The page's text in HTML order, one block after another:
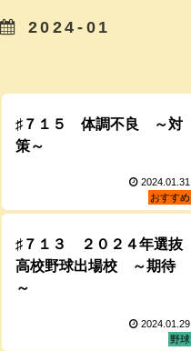
2024-01
♯７１５ 体調不良 ～対
策～
2024.01.31
おすすめ
♯７１３ ２０２４年選抜
高校野球出場校 ～期待
～
2024.01.29
野球